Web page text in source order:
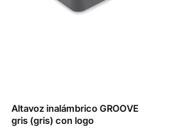
Altavoz inalámbrico GROOVE
gris (gris) con logo